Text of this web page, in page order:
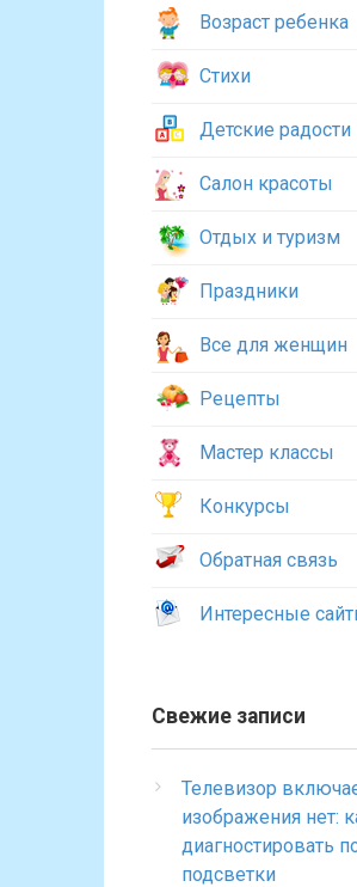
Возраст ребенка
Стихи
Детские радости
Салон красоты
Отдых и туризм
Праздники
Все для женщин
Рецепты
Мастер классы
Конкурсы
Обратная связь
Интересные
Свежие записи
Телевизор
изображения нет:
диагностировать
подсветки